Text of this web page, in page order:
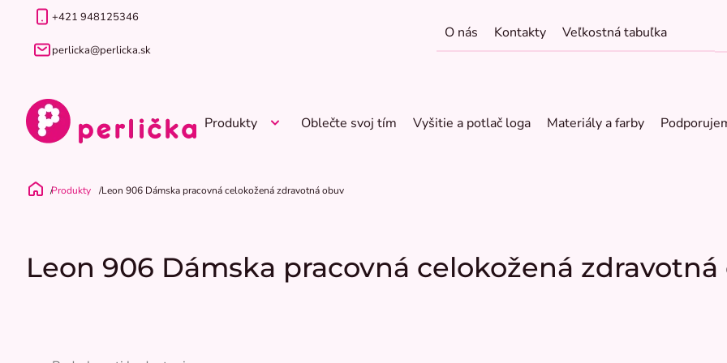
+421 948125346
perlicka@perlicka.sk
O nás Kontakty Veľkostná tabuľka
Produkty Oblečte svoj tím Vyšitie a potlač loga Materiály a farby
Domov
Produkty Leon 906 Dámska pracovná celokožená zdravotná obuv
Leon 906 Dámska pracovná celokožená